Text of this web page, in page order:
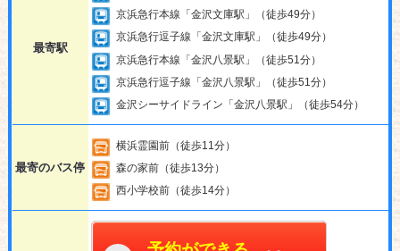
最寄駅
京浜急行本線「金沢文庫駅」（徒歩49分）
京浜急行逗子線「金沢文庫駅」（徒歩49分）
京浜急行本線「金沢八景駅」（徒歩51分）
京浜急行逗子線「金沢八景駅」（徒歩51分）
金沢シーサイドライン「金沢八景駅」（徒歩54分）
最寄のバス停
横浜霊園前（徒歩11分）
森の家前（徒歩13分）
西小学校前（徒歩14分）